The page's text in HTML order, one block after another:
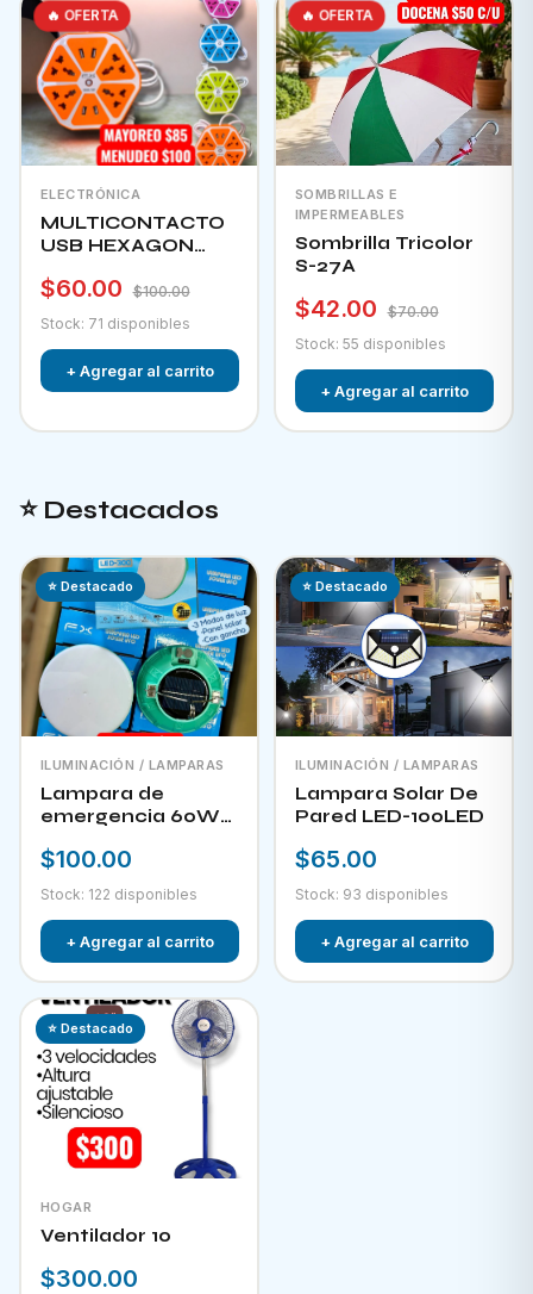
🔥 OFERTA
ELECTRÓNICA
MULTICONTACTO
USB HEXAGON
$60.00
$100.00
Stock: 71 disponibles
+ Agregar al carrito
🔥 OFERTA
SOMBRILLAS E
IMPERMEABLES
Sombrilla Tricolor
S-27A
$42.00
$70.00
Stock: 55 disponibles
+ Agregar al carrito
⭐ Destacados
⭐ Destacado
ILUMINACIÓN / LAMPARAS
Lampara de
emergencia 60W
$100.00
Stock: 122 disponibles
+ Agregar al carrito
⭐ Destacado
ILUMINACIÓN / LAMPARAS
Lampara Solar De
Pared LED-100LED
$65.00
Stock: 93 disponibles
+ Agregar al carrito
⭐ Destacado
HOGAR
Ventilador 10
$300.00